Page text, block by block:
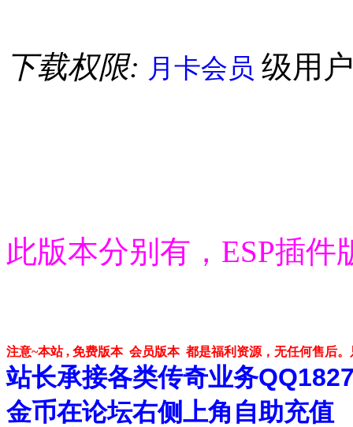
下载权限: 月卡会员 级用
此版本分别有，ESP插
注意~本站 , 免费版本 会员版本 都是福利资源，无任何售后
站长承接各类传奇业务
金币在论坛右侧上角自助充值